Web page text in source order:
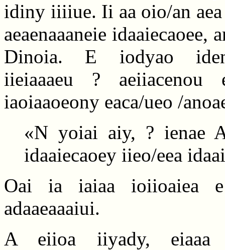
idiny iiiiue. Ii aa oio/an
aeaenaaaneie
Dinoia. E iodyao
iieiaaaeu ?
iaoiaaoeony eaca/ueo /
«N yoiai aiy, ? ienae
idaaiecaoey iieo/eea
Oai ia iaiaa ioiioaiea
adaaeaaaiui.
A eiioa iiyady, eiaaa